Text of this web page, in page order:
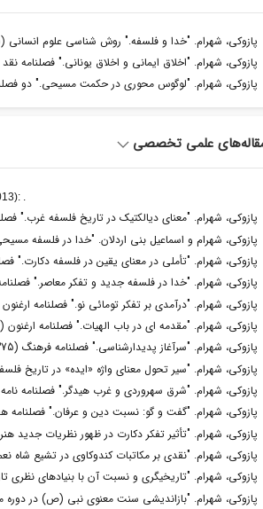
پازوکی، شهرام. "خدا و فلسفه." روش شناسی علوم انسانی (1375): .
پازوکی، شهرام. "اخلاق ایمانی و اخلاق یونانی." فصلنامه نقد و
پازوکی، شهرام. "لوگوس محوری در حکمت مسیحی." دو فصلنامه
علمی تخصصی
.
پازوکی، شهرام. "معنای دیالکتیک در تاریخ فلسفه غرب."
پازوکی، شهرام و اسماعیل بنی اردلان. "خدا در فلسفه مسیحی."
پازوکی، شهرام. "تأملی در معنای یقین در فلسفه دکارت."
پازوکی، شهرام. "خدا در فلسفه جدید و تفکر معاصر." فصلنامه
پازوکی، شهرام. "درآمدی بر تفکر تومائی نو." فصلنامه ارغنون
پازوکی، شهرام. "مقدمه ای در باب الهیات." فصلنامه ارغنون (1374): .
پازوکی، شهرام. "سرآغاز پدیدارشناسی." فصلنامه فرهنگ (1375): .
پازوکی، شهرام. "سیر تحول معنای واژه «ایده» در تاریخ فلسفه
پازوکی، شهرام. "شرق سهروردی و غرب هیدگر." فصلنامه نامه
پازوکی، شهرام. "گفت و گو: نسبت دین و عرفان." فصلنامه هفت
پازوکی، شهرام. "تأثیر تفکر دکارت در ظهور نظریات جدید هنری."
پازوکی، شهرام. "نقدی بر مکاتبات کندوکاوی در تشیع شاه
پازوکی، شهرام. "تاریخیگری و نسبت آن با بنیادهای نظری تاریخ
پازوکی، شهرام. "بازاندیشی سنت معنوی نبی (ص) در دوره